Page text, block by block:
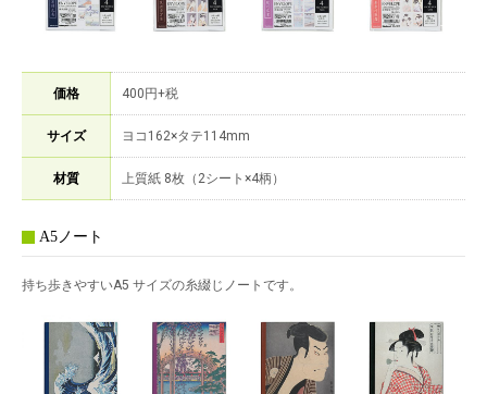
価格 400円+税
サイズ ヨコ162×タテ114mm
材質 上質紙 8枚（2シート×4柄）
A5ノート
持ち歩きやすいA5 サイズの糸綴じノートです。